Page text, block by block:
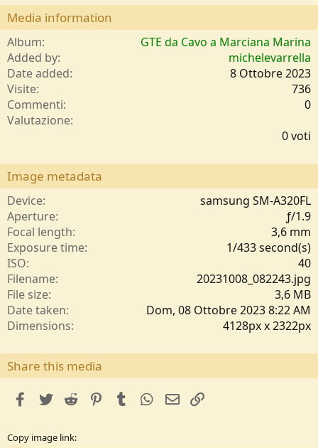
Media information
Album
GTE da Cavo a Marciana Marina
Added by
michelevarrella
Date added
8 Ottobre 2023
Visite
736
Commenti
0
Valutazione
0
t
e
l
/
a
0 voti
Image metadata
Device
samsung SM-A320FL
Aperture
ƒ/1.9
Focal length
3,6 mm
Exposure time
1/433 second(s)
ISO
40
Filename
20231008_082243.jpg
File size
3,6 MB
Date taken
Dom, 08 Ottobre 2023 8:22 AM
Dimensions
4128px x 2322px
Share this media
facebookTwitterReddit PinterestTumblrWhatsApp
e-mail
Copy image link